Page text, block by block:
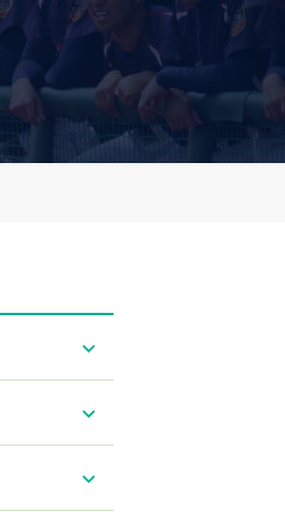
expand_more
expand_more
expand_more